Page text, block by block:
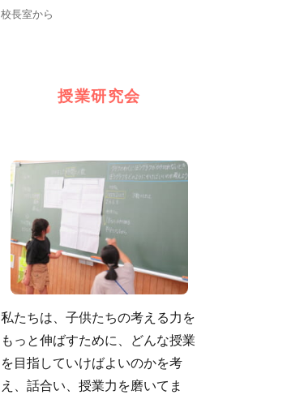
稿
カ
校長室から
授業研究会
私たちは、子供たちの考える力を
もっと伸ばすために、どんな授業
を目指していけばよいのかを考
え、話合い、授業力を磨いてま